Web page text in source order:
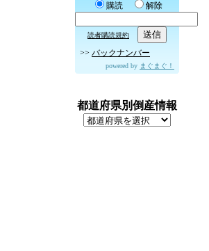
購読 解除
読者購読規約
>> バックナンバー
powered by まぐまぐ！
都道府県別倒産情報